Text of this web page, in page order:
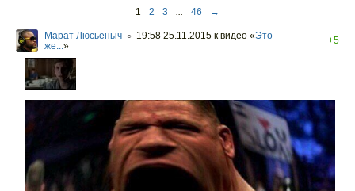
1 2 3 ... 46 →
Марат Люсьеныч ○ 19:58 25.11.2015 к видео «Это
же...» +5